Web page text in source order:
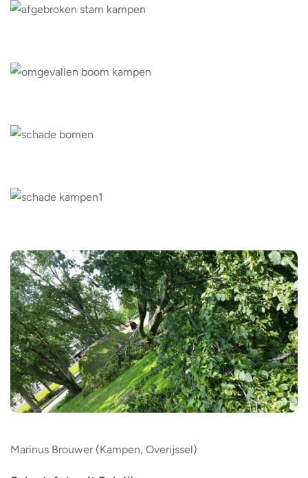
Marinus Brouwer (Kampen, Overijssel)